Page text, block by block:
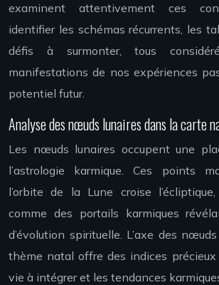
examinent attentivement ces
identifier les schémas récurrents, les
défis à surmonter, tous
manifestations de nos expériences
potentiel futur.
Analyse des nœuds lunaires dans la carte
Les nœuds lunaires occupent une
l’astrologie karmique. Ces points
l’orbite de la Lune croise
comme des portails karmiques
d’évolution spirituelle. L’axe des
thème natal offre des indices précieux
vie à intégrer et les tendances